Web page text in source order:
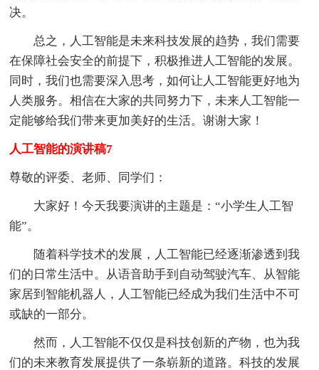
决。
总之，人工智能是未来科技发展的趋势，我们需要
在保障社会安全的前提下，积极推进人工智能的发展。
同时，我们也需要深入思考，如何让人工智能更好地为
人类服务。相信在大家的共同努力下，未来人工智能一
定能够给我们带来更加美好的生活。谢谢大家！
人工智能的演讲稿7
尊敬的评委、老师、同学们：
大家好！今天我要演讲的主题是：“小学生人工智
能”。
随着科学技术的发展，人工智能已经逐渐渗透到我
们的日常生活中。从语音助手到自动驾驶汽车、从智能
家居到智能机器人，人工智能已经成为我们生活中不可
或缺的一部分。
然而，人工智能不仅仅是科技创新的产物，也为我
们的未来教育发展提供了一条崭新的道路。科技的发展